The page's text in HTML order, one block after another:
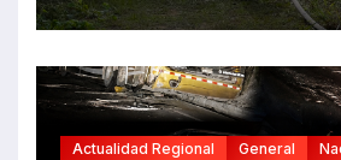
Actualidad Regional General